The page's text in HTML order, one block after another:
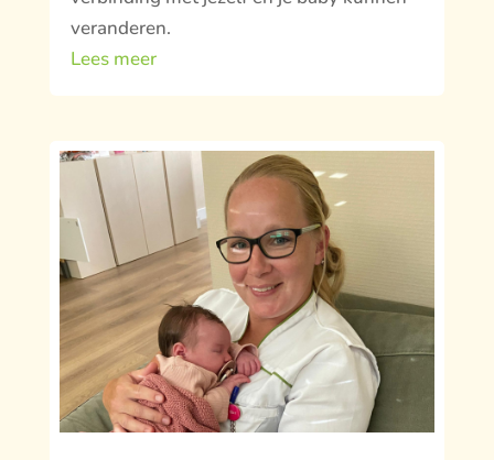
veranderen.
Lees meer